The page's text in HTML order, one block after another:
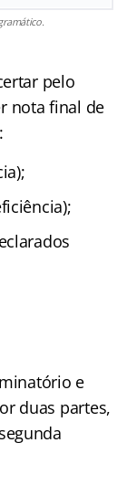
pelo
nota final de
e
duas partes,